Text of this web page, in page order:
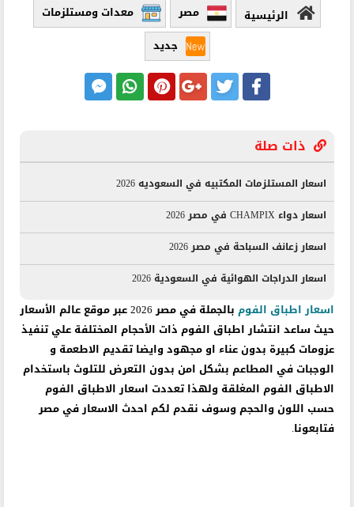
الرئيسية مصر
معدات ومستلزمات
جديد
ذات صلة
اسعار المستلزمات المكتبيه في السعوديه 2026
اسعار دواء CHAMPIX في مصر 2026
اسعار زعانف السباحة في مصر 2026
اسعار الدراجات الهوائية في السعودية 2026
اسعار اطباق الفوم
بالجملة في مصر 2026 عبر موقع عالم الأسعار
حيث ساعد انتشار اطباق الفوم ذات الأحجام المختلفة علي تنفيذ
عزومات كبيرة بدون عناء او مجهود وايضا تقديم الاطعمة و
الوجبات في المطاعم بشكل امن بدون التعرض للتلوث باستخدام
الاطباق الفوم المغلقة ولهذا تعددت اسعار الاطباق الفوم
حسب اللون والحجم وسوف نقدم لكم احدث الاسعار في مصر
فتابعونا.